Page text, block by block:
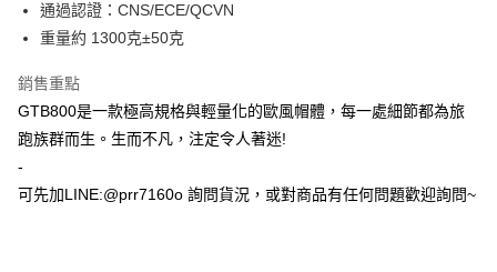
通過認證：CNS/ECE/QCVN
重量約 1300克±50克
銷售重點
GTB800是一款極高規格與輕量化的歐風帽體，每一處細節都為旅
跑族群而生。生而不凡，注定令人著迷!
-
可先加LINE:@prr7160o 詢問貨況，或對商品有任何問題歡迎詢問~